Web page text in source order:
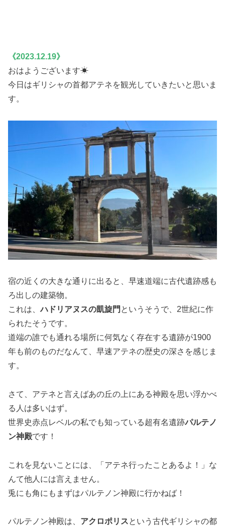
《2023.12.19》
おはようございます☀
今日はギリシャの首都アテネを観光していきたいと思いま
す。
宿の近くの大きな通りに出ると、早速道端に古代遺跡感も
ろ出しの建築物。
これは、ハドリアヌスの凱旋門 というそうで、2世紀に作
られたそうです。
道端の誰でも通れる場所に何気なく存在する遺跡が1900
年も前のものだなんて、早速アテネの歴史の深さを感じま
す。
さて、アテネと言えばあの丘の上にある神殿を思い浮かべ
る人は多いはず。
世界史赤点レベルの私でも知っている超有名遺跡パルテノ
ン神殿です！
これを見ないことには、「アテネ行ったことあるよ！」な
んて他人には言えません。
兎にも角にもまずはパルテノン神殿に行かねば！
パルテノン神殿は、 アクロポリスという古代ギリシャの都